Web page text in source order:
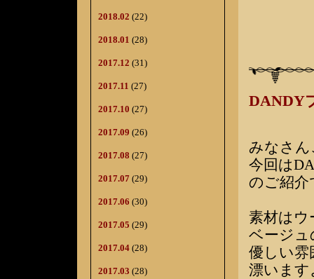
2018.02 (22)
2018.01 (28)
2017.12 (31)
2017.11 (27)
2017.10 (27)
2017.09 (26)
2017.08 (27)
2017.07 (29)
2017.06 (30)
2017.05 (29)
2017.04 (28)
2017.03 (28)
DANDY
みなさ
今回は
のご紹介
素材はウ
ベージュ
優しい雰
漂います